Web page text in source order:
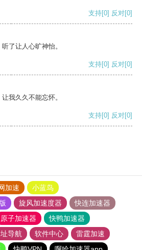
支持[0] 反对[0]
了让人心旷神怡。
支持[0] 反对[0]
我久久不能忘怀。
支持[0] 反对[0]
加速
小蓝鸟
旋风加速度器
快连加速器
原子加速器
快鸭加速器
导航 软件中心
雷霆加速